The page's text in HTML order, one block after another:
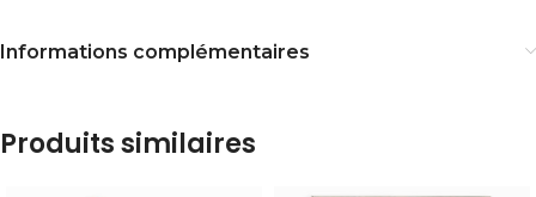
Informations complémentaires
Produits similaires